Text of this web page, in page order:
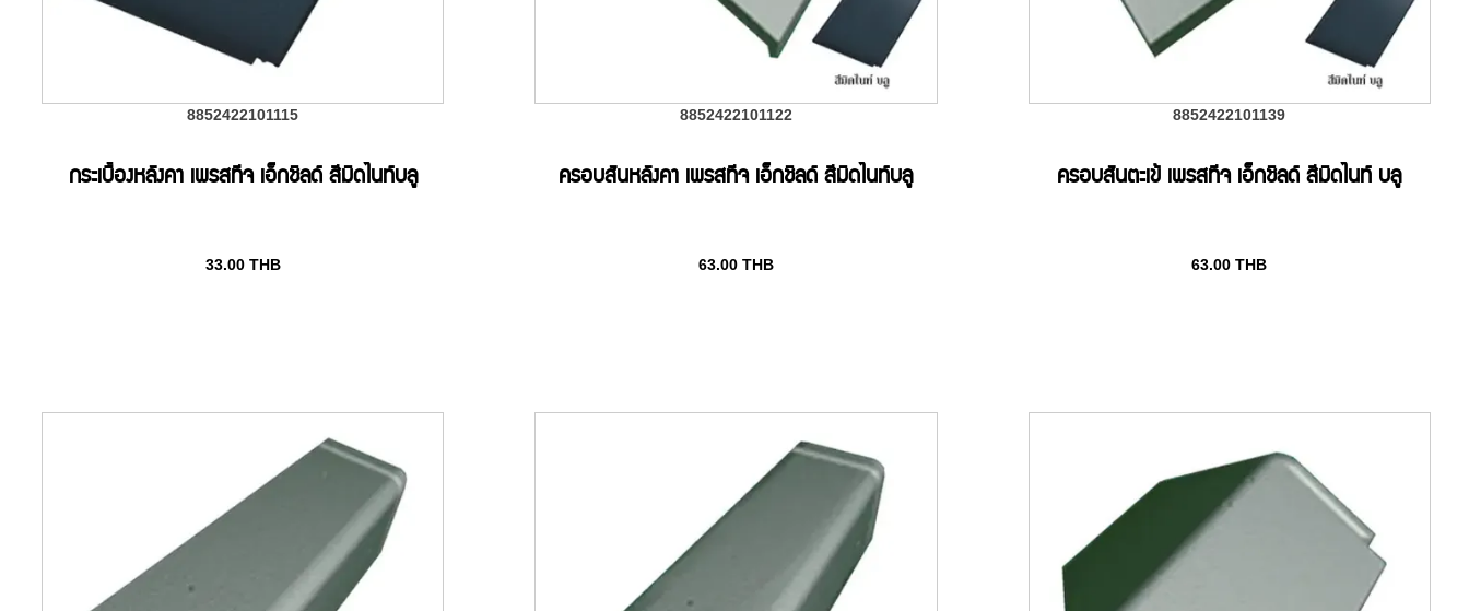
8852422101115
กระเบื้องหลังคา เพรสทีจ เอ็กชิลด์ สีมิดไนท์บลู
33.00 THB
8852422101122
ครอบสันหลังคา เพรสทีจ เอ็กชิลด์ สีมิดไนท์บลู
63.00 THB
8852422101139
ครอบสันตะเข้ เพรสทีจ เอ็กชิลด์ สีมิดไนท์ บลู
63.00 THB